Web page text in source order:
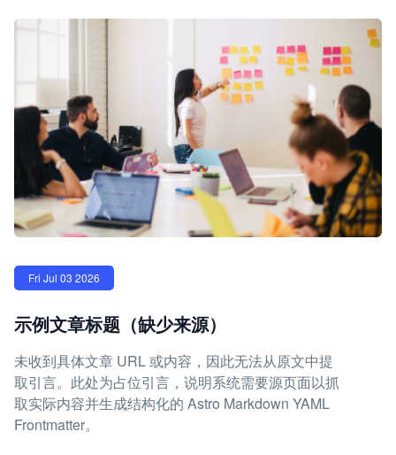
Fri Jul 03 2026
示例文章标题（缺少来源）
未收到具体文章 URL 或内容，因此无法从原文中提
取引言。此处为占位引言，说明系统需要源页面以抓
取实际内容并生成结构化的 Astro Markdown YAML
Frontmatter。